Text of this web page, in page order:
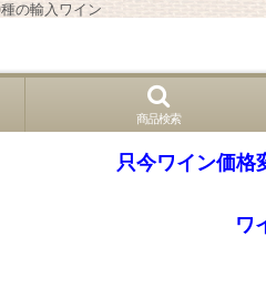
の輸入ワイン
商品検索
只今ワイン価
ワ